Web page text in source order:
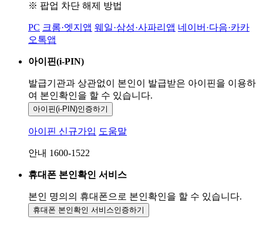
※ 팝업 차단 해제 방법
PC 크롬·엣지앱 웨일·삼성·사파리앱 네이버·다음·카카
오톡앱
아이핀(i-PIN)
발급기관과 상관없이 본인이 발급받은 아이핀을 이용하
여 본인확인을 할 수 있습니다.
아이핀(i-PIN)인증하기
아이핀 신규가입 도움말
안내 1600-1522
휴대폰 본인확인 서비스
본인 명의의 휴대폰으로 본인확인을 할 수 있습니다.
휴대폰 본인확인 서비스인증하기